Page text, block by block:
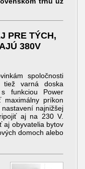
PRE TÝCH,
380V
spoločnosti
tiež varná doska
funkciou Power
maximálny príkon
najnižšej
aj na 230 V.
aj obyvatelia bytov
domoch alebo